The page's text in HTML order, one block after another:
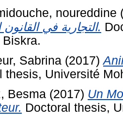
noureddine
التجارية في القانون الجزائري.
Biskra.
Sabrina (2017)
thesis, Université
Besma (2017) Un
Doctoral thesis,